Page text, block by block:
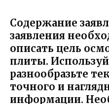
Содержание
заявления
описать цель
плиты.
разнообразьте
точного и
информации.